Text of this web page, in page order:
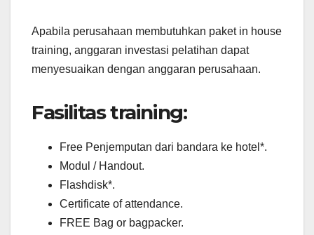
Apabila perusahaan membutuhkan paket in house
training, anggaran investasi pelatihan dapat
menyesuaikan dengan anggaran perusahaan.
Fasilitas training:
Free Penjemputan dari bandara ke hotel*.
Modul / Handout.
Flashdisk*.
Certificate of attendance.
FREE Bag or bagpacker.